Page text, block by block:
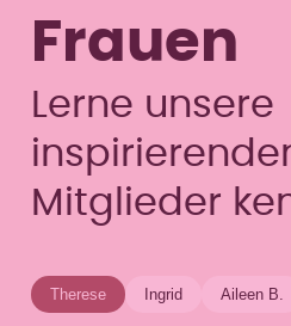
Frauen
Lerne unsere
Mitglieder
Therese Ingrid Aileen B.